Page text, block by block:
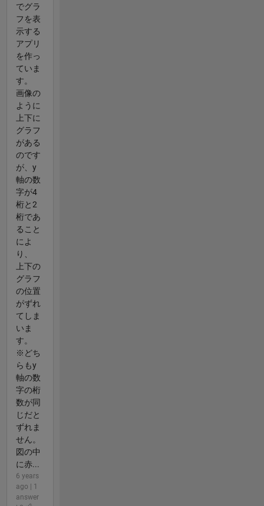
でグラ
フを表
示する
アプリ
を作っ
ていま
す。
画像の
ように
上下に
グラフ
がある
のです
が、y
軸の数
字が4
桁と2
桁であ
ること
によ
り、
上下の
グラフ
の位置
がずれ
てしま
いま
す。
※どち
らもy
軸の数
字の桁
数が同
じだと
ずれま
せん。
図の中
に赤...
6 years
ago | 1
answer